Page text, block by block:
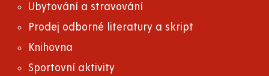
Ubytování a stravování
Prodej odborné literatury a skript
Knihovna
Sportovní aktivity